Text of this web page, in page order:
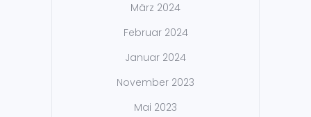
März 2024
Februar 2024
Januar 2024
November 2023
Mai 2023